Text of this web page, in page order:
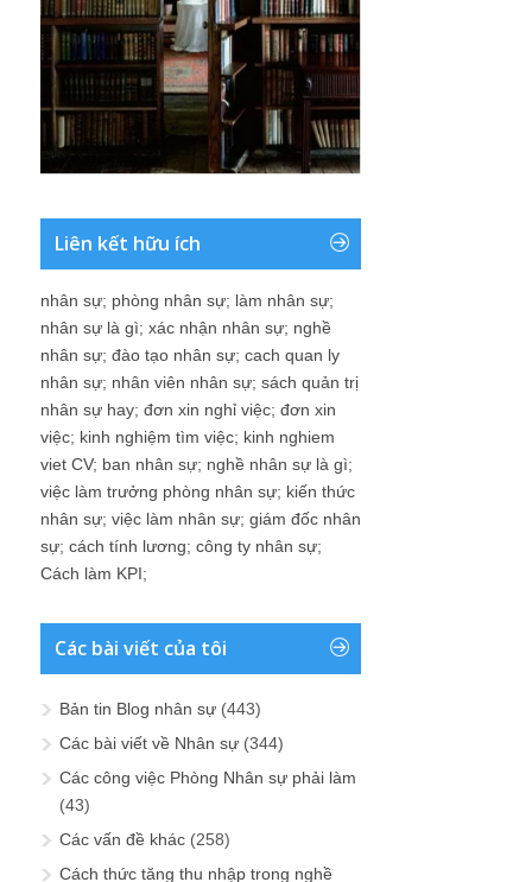
Liên kết hữu ích
nhân sự; phòng nhân sự; làm nhân sự;
nhân sự là gì; xác nhận nhân sự; nghề
nhân sự; đào tạo nhân sự; cach quan ly
nhân sự; nhân viên nhân sự; sách quản trị
nhân sự hay; đơn xin nghỉ việc; đơn xin
việc; kinh nghiệm tìm việc; kinh nghiem
viet CV; ban nhân sự; nghề nhân sự là gì;
việc làm trưởng phòng nhân sự; kiến thức
nhân sự; việc làm nhân sự; giám đốc nhân
sự; cách tính lương; công ty nhân sự;
Cách làm KPI;
Các bài viết của tôi
Bản tin Blog nhân sự (443)
Các bài viết về Nhân sự (344)
Các công việc Phòng Nhân sự phải làm
(43)
Các vấn đề khác (258)
Cách thức tăng thu nhập trong nghề